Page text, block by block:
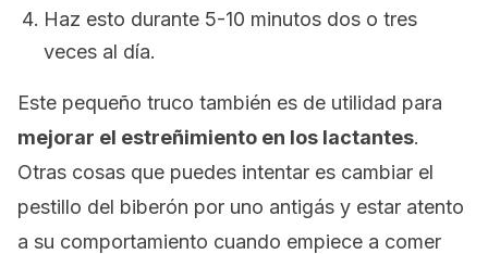
Haz esto durante 5-10 minutos dos o tres
veces al día.
Este pequeño truco también es de utilidad para
mejorar el estreñimiento en los lactantes.
Otras cosas que puedes intentar es cambiar el
pestillo del biberón por uno antigás y estar atento
a su comportamiento cuando empiece a comer